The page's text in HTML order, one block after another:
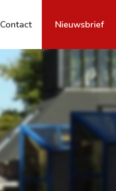
Contact
Nieuwsbrief